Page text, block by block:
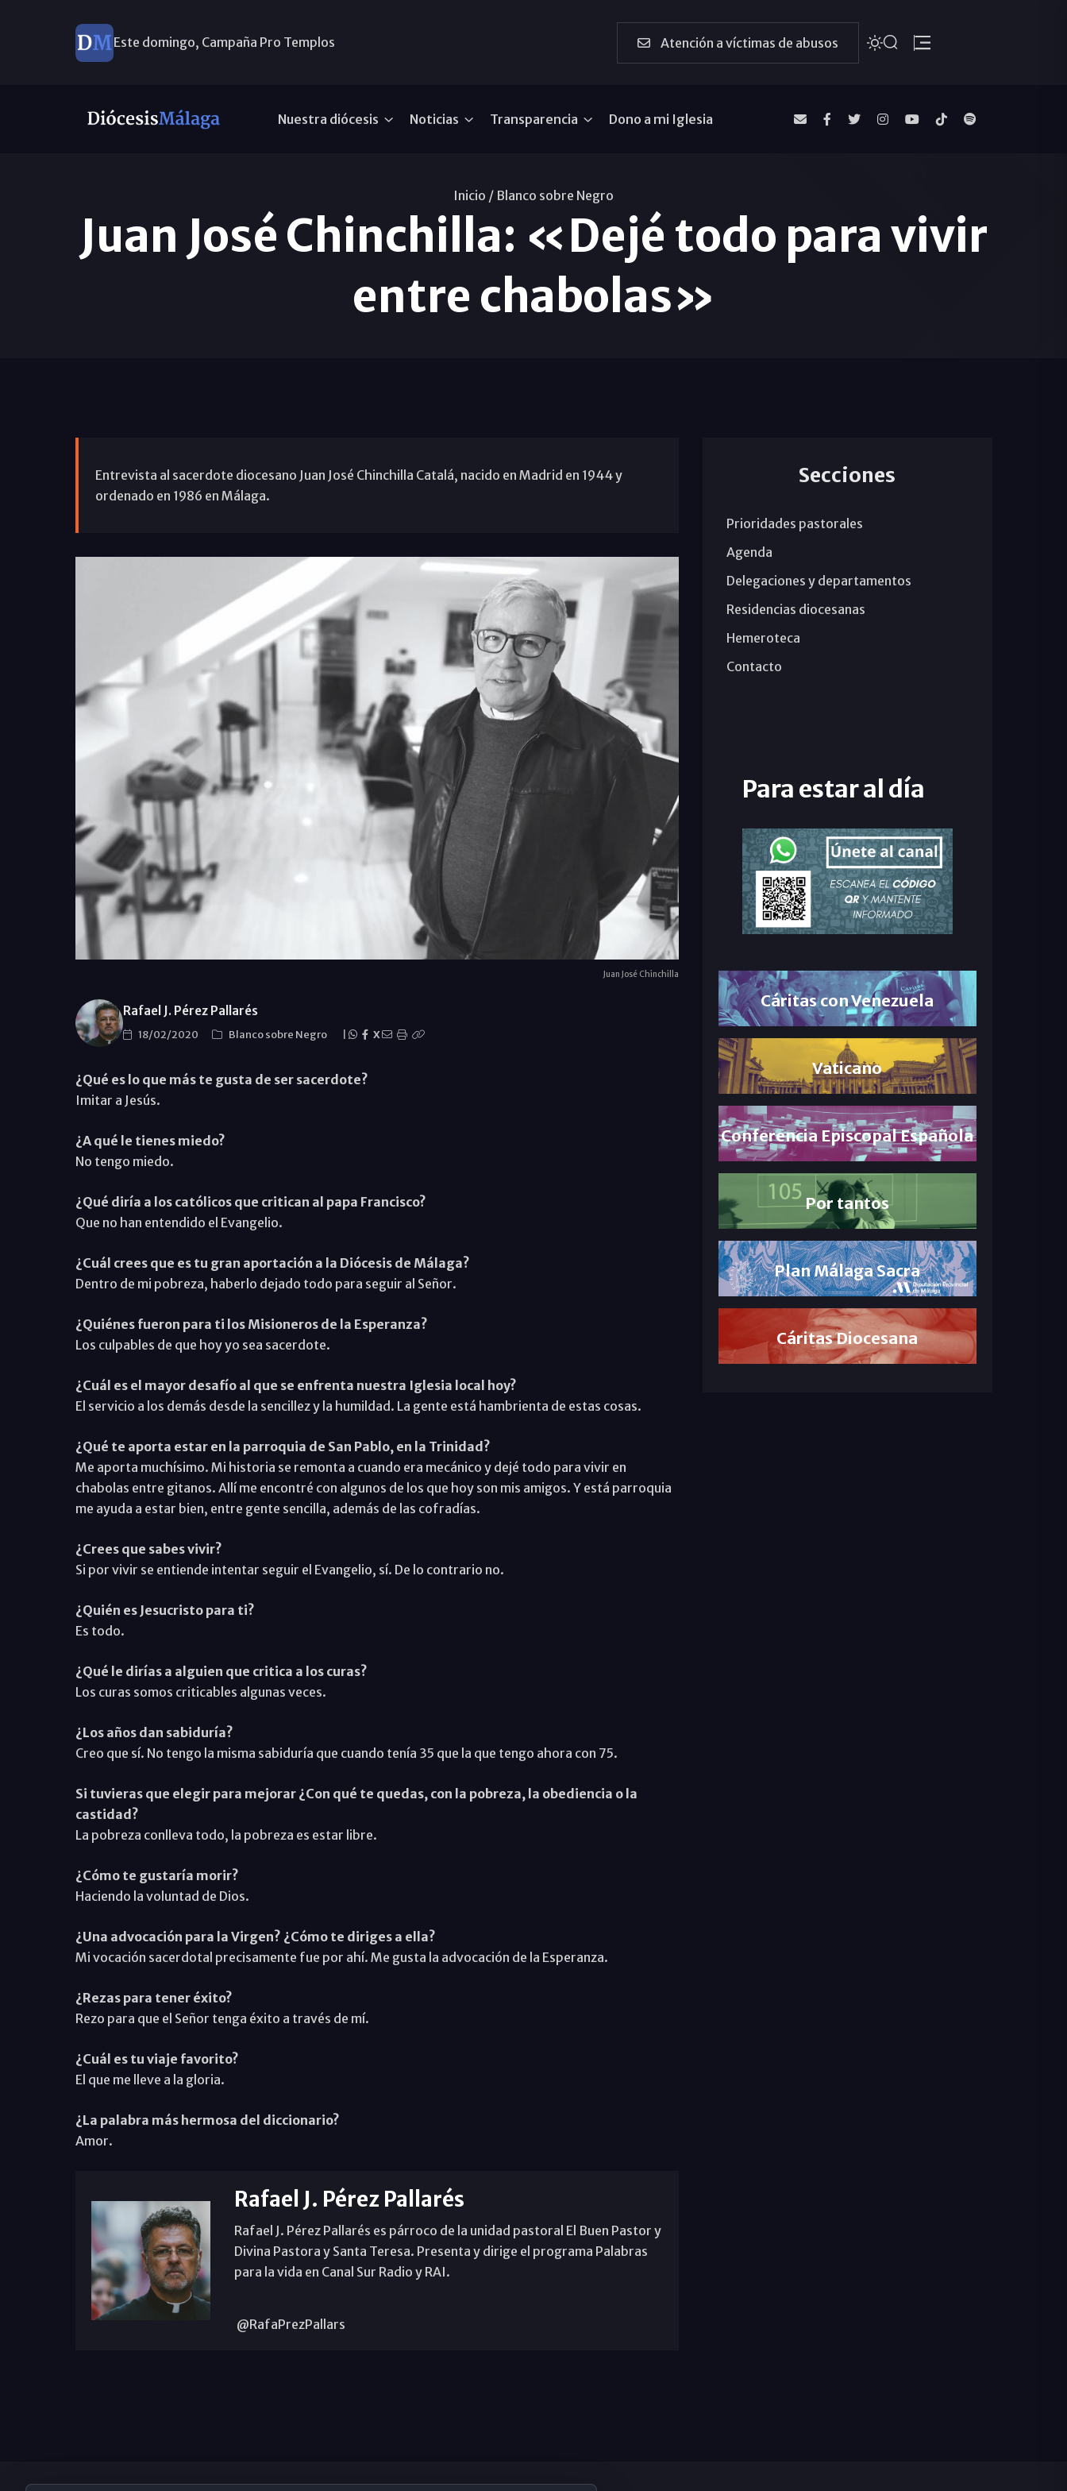
Este domingo, Campaña Pro Templos Atención a víctimas de abusos
Nuestra diócesis Noticias Transparencia Dono a mi Iglesia
Inicio / Blanco sobre Negro
Juan José Chinchilla: «Dejé todo para vivir
entre chabolas»
Entrevista al sacerdote diocesano Juan José Chinchilla Catalá, nacido en Madrid en 1944 y
ordenado en 1986 en Málaga.
Juan José Chinchilla
Rafael J. Pérez Pallarés
18/02/2020 Blanco sobre Negro X
¿Qué es lo que más te gusta de ser sacerdote?
Imitar a Jesús.
¿A qué le tienes miedo?
No tengo miedo.
¿Qué diría a los católicos que critican al papa Francisco?
Que no han entendido el Evangelio.
¿Cuál crees que es tu gran aportación a la Diócesis de Málaga?
Dentro de mi pobreza, haberlo dejado todo para seguir al Señor.
¿Quiénes fueron para ti los Misioneros de la Esperanza?
Los culpables de que hoy yo sea sacerdote.
¿Cuál es el mayor desafío al que se enfrenta nuestra Iglesia local hoy?
El servicio a los demás desde la sencillez y la humildad. La gente está hambrienta de estas cosas.
¿Qué te aporta estar en la parroquia de San Pablo, en la Trinidad?
Me aporta muchísimo. Mi historia se remonta a cuando era mecánico y dejé todo para vivir en
chabolas entre gitanos. Allí me encontré con algunos de los que hoy son mis amigos. Y está parroquia
me ayuda a estar bien, entre gente sencilla, además de las cofradías.
¿Crees que sabes vivir?
Si por vivir se entiende intentar seguir el Evangelio, sí. De lo contrario no.
¿Quién es Jesucristo para ti?
Es todo.
¿Qué le dirías a alguien que critica a los curas?
Los curas somos criticables algunas veces.
¿Los años dan sabiduría?
Creo que sí. No tengo la misma sabiduría que cuando tenía 35 que la que tengo ahora con 75.
Si tuvieras que elegir para mejorar ¿Con qué te quedas, con la pobreza, la obediencia o la
castidad?
La pobreza conlleva todo, la pobreza es estar libre.
¿Cómo te gustaría morir?
Haciendo la voluntad de Dios.
¿Una advocación para la Virgen? ¿Cómo te diriges a ella?
Mi vocación sacerdotal precisamente fue por ahí. Me gusta la advocación de la Esperanza.
¿Rezas para tener éxito?
Rezo para que el Señor tenga éxito a través de mí.
¿Cuál es tu viaje favorito?
El que me lleve a la gloria.
¿La palabra más hermosa del diccionario?
Amor.
Rafael J. Pérez Pallarés
Rafael J. Pérez Pallarés es párroco de la unidad pastoral El Buen Pastor y
Divina Pastora y Santa Teresa. Presenta y dirige el programa Palabras
para la vida en Canal Sur Radio y RAI.
@RafaPrezPallars
Secciones
Prioridades pastorales
Agenda
Delegaciones y departamentos
Residencias diocesanas
Hemeroteca
Contacto
Para estar al día
Cáritas con Venezuela
Vaticano
Conferencia Episcopal Española
Por tantos
Plan Málaga Sacra
Cáritas Diocesana